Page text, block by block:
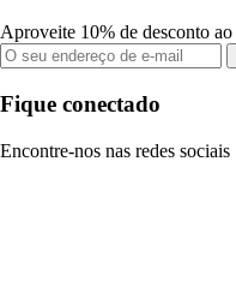
Aproveite 10% de desconto
Fique conectado
Encontre-nos nas redes sociais